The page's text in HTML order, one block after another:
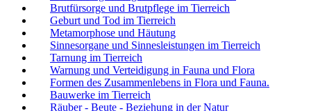
Brutfürsorge und Brutpflege im Tierreich
Geburt und Tod im Tierreich
Metamorphose und Häutung
Sinnesorgane und Sinnesleistungen im Tierreich
Tarnung im Tierreich
Warnung und Verteidigung in Fauna und Flora
Formen des Zusammenlebens in Flora und Fauna.
Bauwerke im Tierreich
Räuber - Beute - Beziehung in der Natur